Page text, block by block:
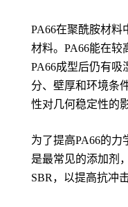
PA66在聚酰胺材料
材料。PA66能在较
PA66成型后仍有吸
分、壁厚和环境条
性对几何稳定性的
为了提高PA66的
是最常见的添加剂
SBR，以提高抗冲击